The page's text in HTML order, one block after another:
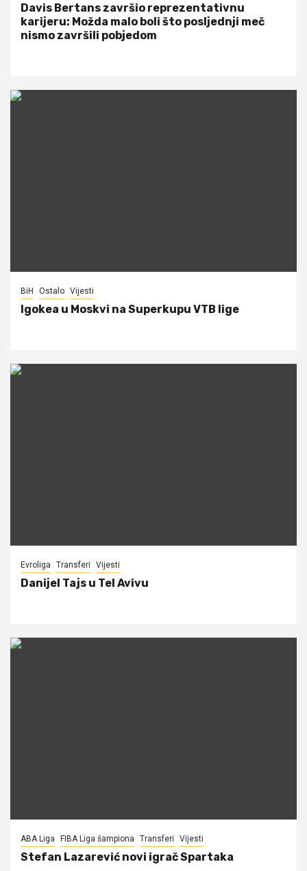
Davis Bertans završio reprezentativnu
karijeru: Možda malo boli što posljednji meč
nismo završili pobjedom
BiH Ostalo Vijesti
Igokea u Moskvi na Superkupu VTB lige
Evroliga Transferi Vijesti
Danijel Tajs u Tel Avivu
ABA Liga FIBA Liga šampiona Transferi Vijesti
Stefan Lazarević novi igrač Spartaka